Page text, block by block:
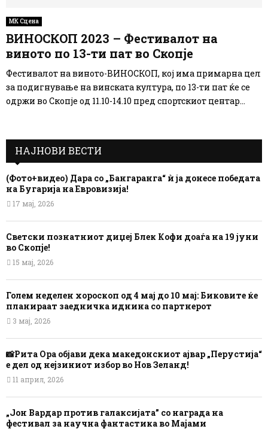
МК Сцена
ВИНОСКОП 2023 – Фестивалот на
виното по 13-ти пат во Скопје
Фестивалот на виното-ВИНОСКОП, кој има примарна цел
за подигнување на винската култура, по 13-ти пат ќе се
одржи во Скопје од 11.10-14.10 пред спортскиот центар...
НАЈНОВИ ВЕСТИ
(Фото+видео) Дара со „Бангаранга“ ѝ ја донесе победата
на Бугарија на Евровизија!
17 мај, 2026
Светски познатниот диџеј Блек Кофи доаѓа на 19 јуни
во Скопје!
15 мај, 2026
Голем неделен хороскоп од 4 мај до 10 мај: Биковите ќе
планираат заедничка иднина со партнерот
3 мај, 2026
📸Рита Ора објави дека македонскиот ајвар „Перустија“
е дел од нејзиниот избор во Нов Зеланд!
11 април, 2026
„Јон Вардар против галаксијата” со награда на
фестивал за научна фантастика во Мајами